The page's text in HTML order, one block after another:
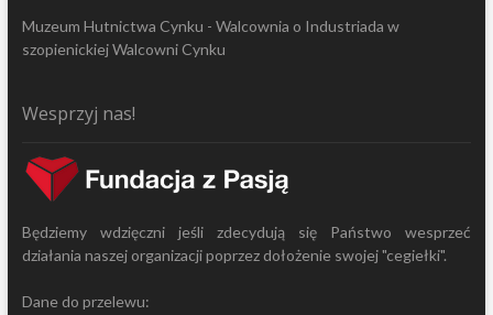
Muzeum Hutnictwa Cynku - Walcownia o Industriada w
szopienickiej Walcowni Cynku
Wesprzyj nas!
Będziemy wdzięczni jeśli zdecydują się Państwo wesprzeć
działania naszej organizacji poprzez dołożenie swojej "cegiełki".
Dane do przelewu: